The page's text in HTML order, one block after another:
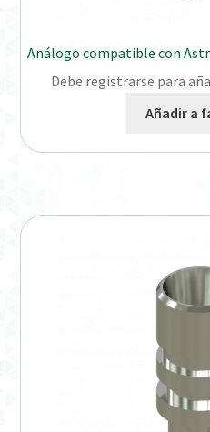
Análogo compatible con
Debe registrarse para
Añadir a